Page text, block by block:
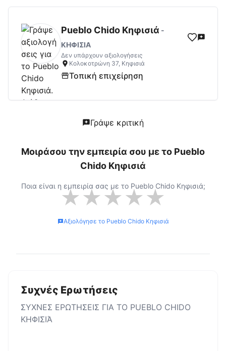
Pueblo Chido ΚηφισιάΑξιολογήσεις | Δες
Pueblo Chido Κηφισιά -
ΚΗΦΙΣΙΑ
Δεν υπάρχουν αξιολογήσεις
Κολοκοτρώνη 37, Κηφισιά
Τοπική επιχείρηση
Γράψε κριτική
Μοιράσου την εμπειρία σου με το Pueblo
Chido Κηφισιά
Ποια είναι η εμπειρία σας με το Pueblo Chido Κηφισιά;
★★★★★
Αξιολόγησε το Pueblo Chido Κηφισιά
Συχνές Ερωτήσεις
ΣΥΧΝΕΣ ΕΡΩΤΗΣΕΙΣ ΓΙΑ ΤΟ PUEBLO CHIDO
ΚΗΦΙΣΙΆ